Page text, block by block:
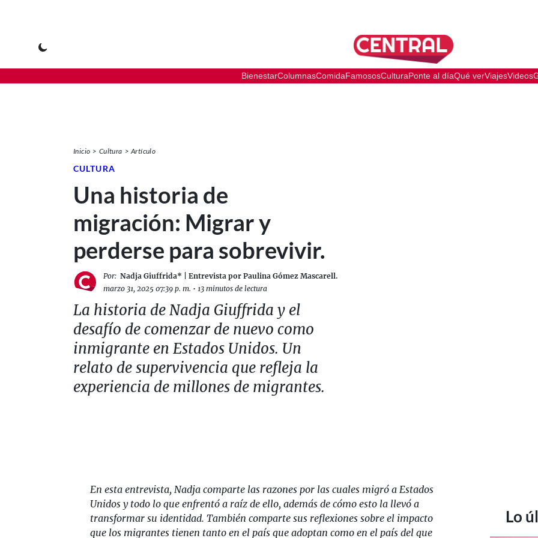
BienestarColumnasComidaFamososCulturaPonte al díaQué verViajesVideos
Inicio Cultura Artículo
CULTURA
Una historia de
migración: Migrar y
perderse para sobrevivir.
Por: Nadja Giuffrida* | Entrevista por Paulina Gómez Mascarell.
marzo 31, 2025 07:39 p. m. • 13 minutos de lectura
La historia de Nadja Giuffrida y el
desafío de comenzar de nuevo como
inmigrante en Estados Unidos. Un
relato de supervivencia que refleja la
experiencia de millones de migrantes.
En esta entrevista, Nadja comparte las razones por las cuales migró a Estados
Unidos y todo lo que enfrentó a raíz de ello, además de cómo esto la llevó a
transformar su identidad. También comparte sus reflexiones sobre el impacto
que los migrantes tienen tanto en el país que adoptan como en el país del que
Lo